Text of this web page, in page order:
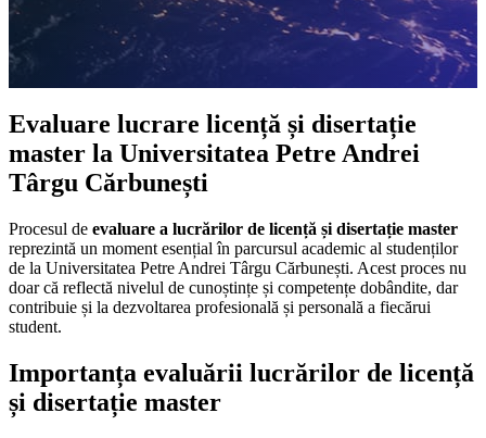
Evaluare lucrare licență și disertație
master la Universitatea Petre Andrei
Târgu Cărbunești
Procesul de evaluare a lucrărilor de licență și disertație master
reprezintă un moment esențial în parcursul academic al studenților
de la Universitatea Petre Andrei Târgu Cărbunești. Acest proces nu
doar că reflectă nivelul de cunoștințe și competențe dobândite, dar
contribuie și la dezvoltarea profesională și personală a fiecărui
student.
Importanța evaluării lucrărilor de licență
și disertație master